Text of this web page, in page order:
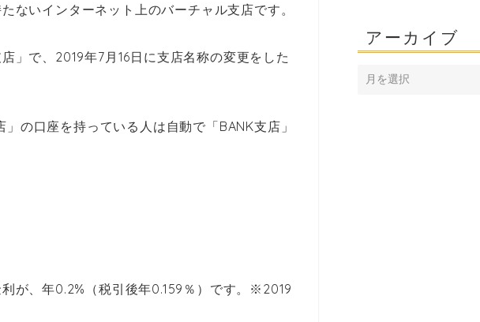
ないインターネット上のバーチャル支店です。
」で、2019年7月16日に支店名称の変更をした
の口座を持っている人は自動で「BANK支店」
が、年0.2%（税引後年0.159％）です。※2019
アーカイブ